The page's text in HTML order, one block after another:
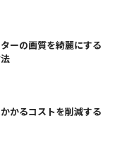
ーの画質を綺麗にする
かるコストを削減する